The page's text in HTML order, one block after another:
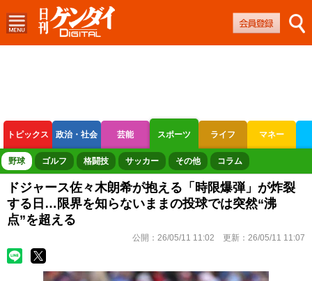
トピックス 政治・社会 芸能 スポーツ ライフ マネー
ボートレース 競輪 オートレース
野球 ゴルフ 格闘技 サッカー その他 コラム
ドジャース佐々木朗希が抱える「時限爆弾」が炸裂
する日…限界を知らないままの投球では突然“沸
点”を超える
公開： 26/05/11 11:02 更新： 26/05/11 11:07